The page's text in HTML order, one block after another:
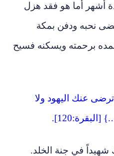
أشهر أما هو فقد هزل
نحبه ودفن بمكة
برحمته ويسكنه فسيح
عنك اليهود ولا
شهيداً في جنة الخلد.